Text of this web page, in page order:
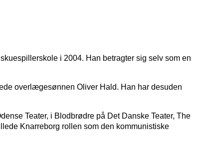
i 2004. Han betragter sig selv som en
overlægesønnen Oliver Hald. Han har desuden
Teater, i Blodbrødre på Det Danske Teater, The
Knarreborg rollen som den kommunistiske